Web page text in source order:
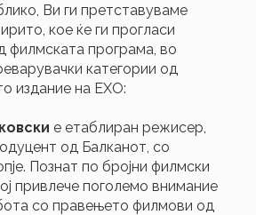
Ви ги претставуваме
кое ќе ги прогласи
филмската програма, во
категории од
издание на ЕХО:
eетаблиран режисер,
од Балканот, со
Познат по бројни филмски
привлече поголемо внимание
со правењето филмови од